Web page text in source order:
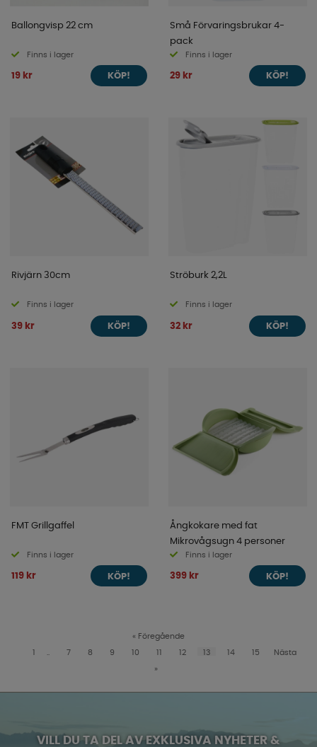
Ballongvisp 22 cm
Finns i lager
19 kr KÖP!
Små Förvaringsbrukar 4-
pack
Finns i lager
29 kr KÖP!
Rivjärn 30cm
Finns i lager
39 kr KÖP!
Ströburk 2,2L
Finns i lager
32 kr KÖP!
FMT Grillgaffel
Finns i lager
119 kr KÖP!
Ångkokare med fat
Mikrovågsugn 4 personer
Finns i lager
399 kr KÖP!
« Föregående
1 7 8 9 10 11 12 13 14 15 Nästa
»
VILL DU TA DEL AV EXKLUSIVA NYHETER &